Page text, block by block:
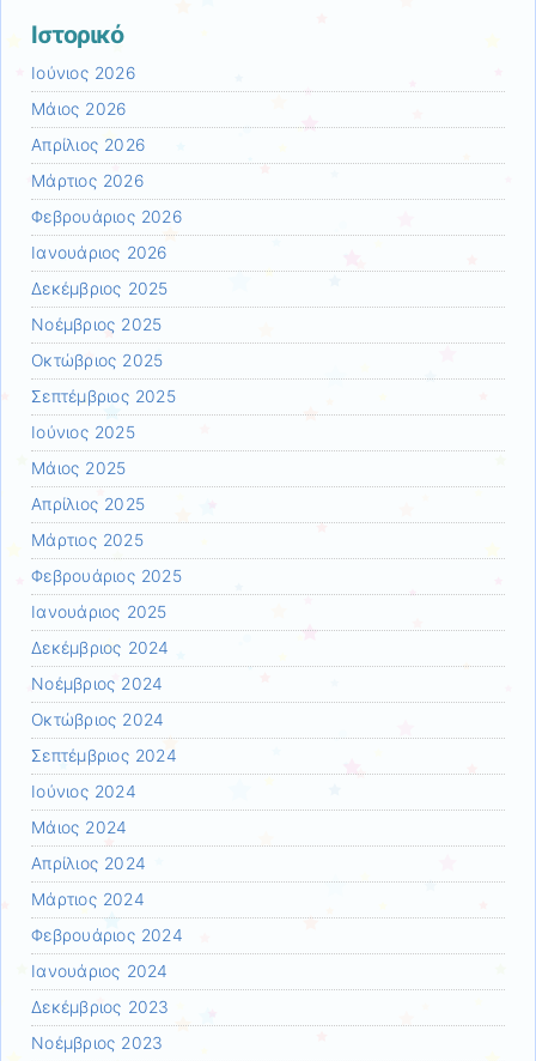
Ιστορικό
Ιούνιος 2026
Μάιος 2026
Απρίλιος 2026
Μάρτιος 2026
Φεβρουάριος 2026
Ιανουάριος 2026
Δεκέμβριος 2025
Νοέμβριος 2025
Οκτώβριος 2025
Σεπτέμβριος 2025
Ιούνιος 2025
Μάιος 2025
Απρίλιος 2025
Μάρτιος 2025
Φεβρουάριος 2025
Ιανουάριος 2025
Δεκέμβριος 2024
Νοέμβριος 2024
Οκτώβριος 2024
Σεπτέμβριος 2024
Ιούνιος 2024
Μάιος 2024
Απρίλιος 2024
Μάρτιος 2024
Φεβρουάριος 2024
Ιανουάριος 2024
Δεκέμβριος 2023
Νοέμβριος 2023